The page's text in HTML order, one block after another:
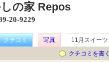
の家 Repos
20-9229
クチコミ 写真
11月スイーツ
クチコミを書く